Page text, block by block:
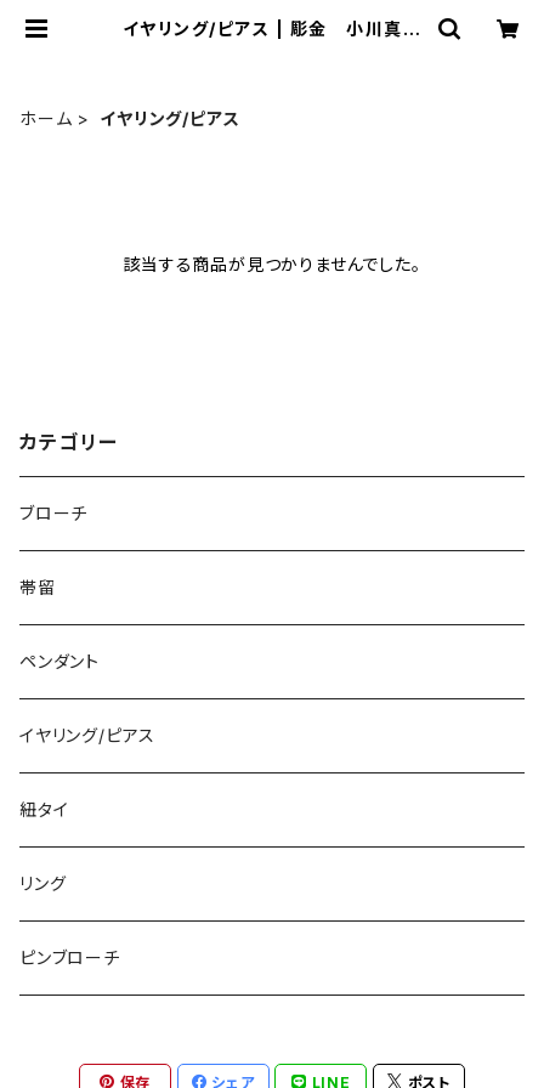
イヤリング/ピアス | 彫金 小川真之
ホーム イヤリング/ピアス
該当する商品が見つかりませんでした。
カテゴリー
ブローチ
帯留
ペンダント
イヤリング/ピアス
紐タイ
リング
ピンブローチ
保存 シェア LINE ポスト